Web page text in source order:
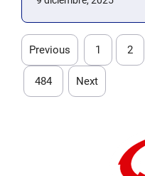
Previous 1 2
484 Next